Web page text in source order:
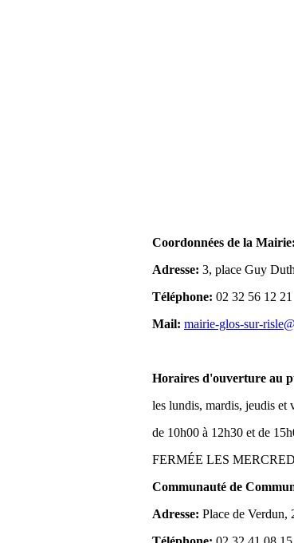
Coordonnées de la Mairie:
Adresse: 3, place Guy
Téléphone: 02 32 56 12 21
Mail: mairie-glos-sur-
Horaires d'ouverture au
les lundis, mardis, jeudis et
de 10h00 à 12h30 et de
FERMÉE LES
Communauté de
Adresse: Place de Verdun,